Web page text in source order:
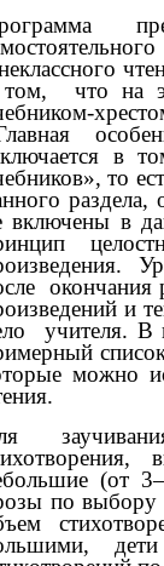
что на
в
то
раздела,
включены в
окончания
и
учителя. В
можно
(от
по выбору